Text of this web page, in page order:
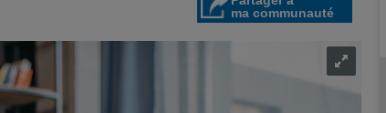
ma communauté